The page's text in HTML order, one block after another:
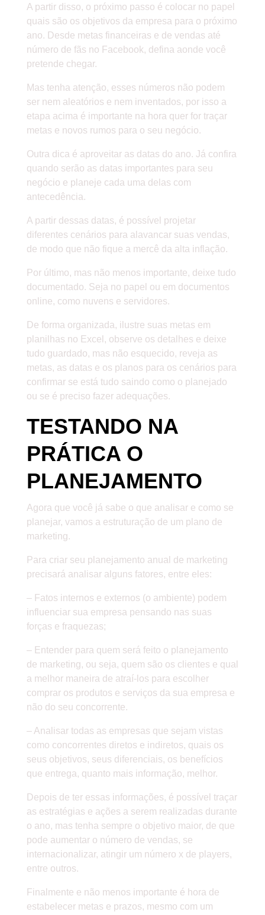
A partir disso, o próximo passo é colocar no papel
quais são os objetivos da empresa para o próximo
ano. Desde metas financeiras e de vendas até
número de fãs no Facebook, defina aonde você
pretende chegar.
Mas tenha atenção, esses números não podem
ser nem aleatórios e nem inventados, por isso a
etapa acima é importante na hora quer for traçar
metas e novos rumos para o seu negócio.
Outra dica é aproveitar as datas do ano. Já confira
quando serão as datas importantes para seu
negócio e planeje cada uma delas com
antecedência.
A partir dessas datas, é possível projetar
diferentes cenários para alavancar suas vendas,
de modo que não fique a mercê da alta inflação.
Por último, mas não menos importante, deixe tudo
documentado. Seja no papel ou em documentos
online, como nuvens e servidores.
De forma organizada, ilustre suas metas em
planilhas no Excel, observe os detalhes e deixe
tudo guardado, mas não esquecido, reveja as
metas, as datas e os planos para os cenários para
confirmar se está tudo saindo como o planejado
ou se é preciso fazer adequações.
TESTANDO NA
PRÁTICA O
PLANEJAMENTO
Agora que você já sabe o que analisar e como se
planejar, vamos a estruturação de um plano de
marketing.
Para criar seu planejamento anual de marketing
precisará analisar alguns fatores, entre eles:
– Fatos internos e externos (o ambiente) podem
influenciar sua empresa pensando nas suas
forças e fraquezas;
– Entender para quem será feito o planejamento
de marketing, ou seja, quem são os clientes e qual
a melhor maneira de atraí-los para escolher
comprar os produtos e serviços da sua empresa e
não do seu concorrente.
– Analisar todas as empresas que sejam vistas
como concorrentes diretos e indiretos, quais os
seus objetivos, seus diferenciais, os benefícios
que entrega, quanto mais informação, melhor.
Depois de ter essas informações, é possível traçar
as estratégias e ações a serem realizadas durante
o ano, mas tenha sempre o objetivo maior, de que
pode aumentar o número de vendas, se
internacionalizar, atingir um número x de players,
entre outros.
Finalmente e não menos importante é hora de
estabelecer metas e prazos, mesmo com um